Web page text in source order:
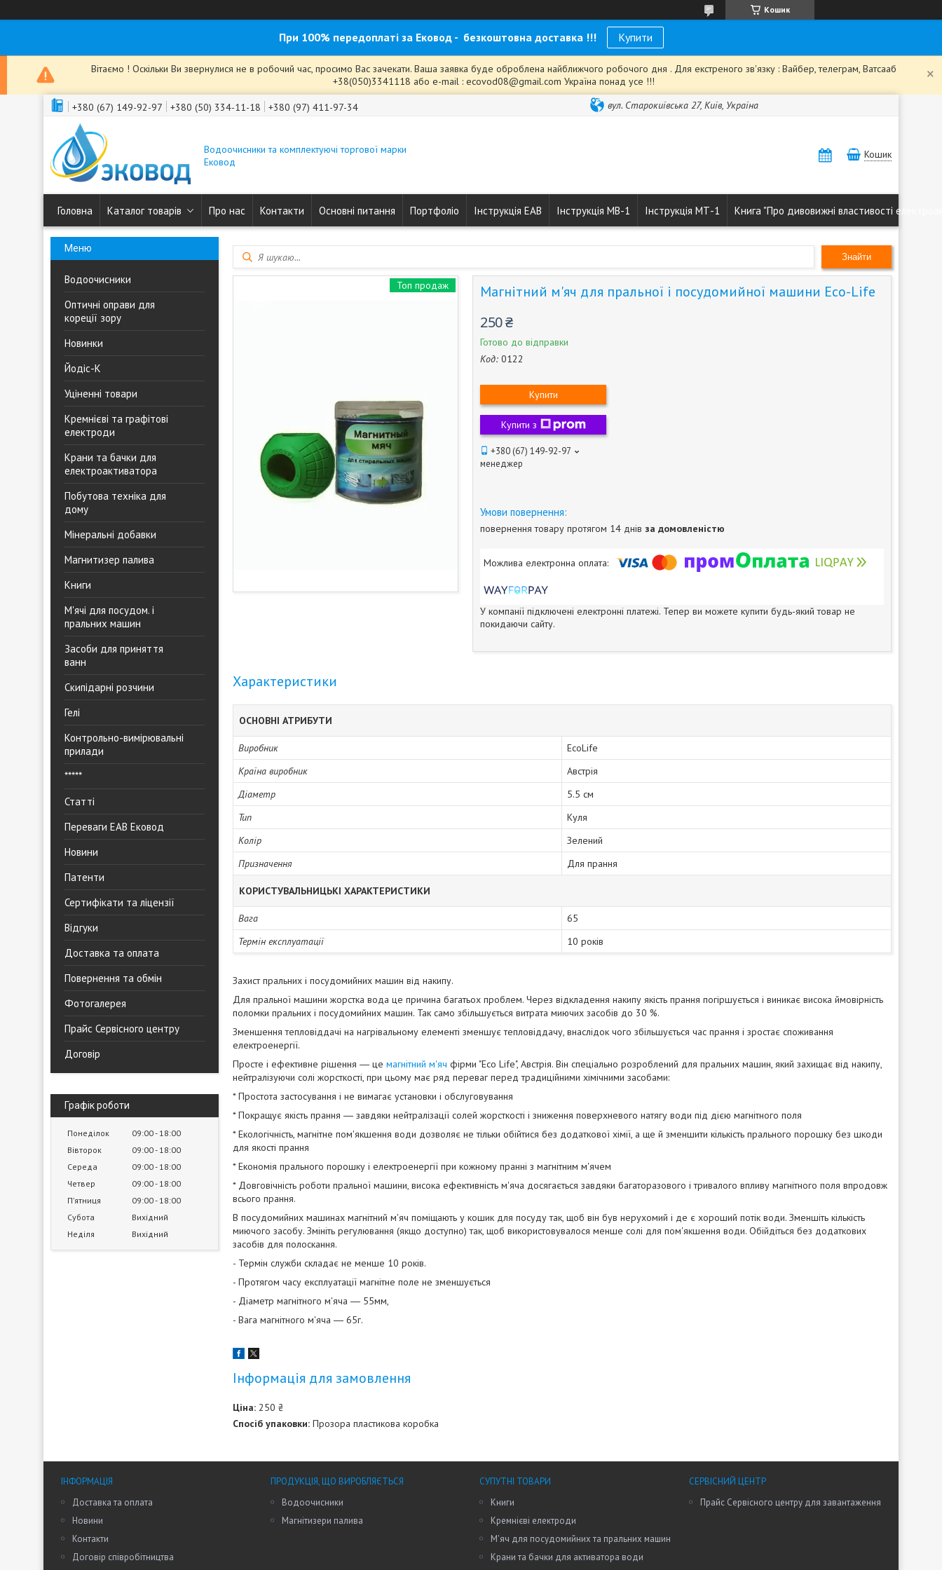
Кошик
При 100% передоплаті за Ековод - безкоштовна доставка !!! Купити
Вітаємо ! Оскільки Ви звернулися не в робочий час, просимо Вас зачекати. Ваша заявка буде оброблена найближчого робочого дня . Для екстреного зв'язку : Вайбер, телеграм, Ватсааб
+38(050)3341118 або e-mail : ecovod08@gmail.com Україна понад усе !!!
+380 (67) 149-92-97 +380 (50) 334-11-18 +380 (97) 411-97-34 вул. Старокиївська 27, Київ, Україна
Водоочисники та комплектуючі торгової марки
Ековод
Кошик
Головна Каталог товарів Про нас Контакти Основні питання Портфоліо Інструкція ЕАВ Інструкція МВ-1 Інструкція МТ-1 Книга "Про дивовижні властивості
Водоочисники
Оптичні оправи для
кореції зору
Новинки
Йодіс-К
Уціненні товари
Кремнієві та графітові
електроди
Крани та бачки для
електроактиватора
Побутова техніка для
дому
Мінеральні добавки
Магнитизер палива
Книги
М'ячі для посудом. і
пральних машин
Засоби для приняття
ванн
Скипідарні розчини
Гелі
Контрольно-вимірювальні
прилади
*****
Статті
Переваги ЕАВ Ековод
Новини
Патенти
Сертифікати та ліцензії
Відгуки
Доставка та оплата
Повернення та обмін
Фотогалерея
Прайс Сервісного центру
Договір
Графік роботи
Понеділок 09:00 18:00
Вівторок
09:00 18:00
Середа
09:00 18:00
Четвер
09:00 18:00
Пʼятниця
09:00 18:00
Субота
Вихідний
Неділя
Вихідний
Знайти
Топ продаж Магнітний м'яч для пральної і посудомийної машини Eco-Life
250 ₴
Готово до відправки
Код: 0122
Купити
Купити з
+380 (67) 149-92-97
менеджер
повернення товару протягом 14 днів за домовленістю
У компанії підключені електронні платежі. Тепер ви можете купити будь-який товар не
покидаючи сайту.
Характеристики
ОСНОВНІ АТРИБУТИ
Виробник
EcoLife
Країна виробник
Австрія
Діаметр
5.5 см
Тип
Куля
Колір
Зелений
Призначення
Для прання
КОРИСТУВАЛЬНИЦЬКІ ХАРАКТЕРИСТИКИ
Вага
65
Термін експлуатації
10 років
Захист пральних і посудомийних машин від накипу.
Для пральної машини жорстка вода це причина багатьох проблем. Через відкладення накипу якість прання погіршується і виникає висока ймовірність
поломки пральних і посудомийних машин. Так само збільшується витрата миючих засобів до 30 %.
Зменшення тепловіддачі на нагрівальному елементі зменшує тепловіддачу, внаслідок чого збільшується час прання і зростає споживання
електроенергії.
Просте і ефективне рішення ― це магнітний м'яч фірми "Eco Life", Австрія. Він спеціально розроблений для пральних машин, який захищає від накипу,
нейтралізуючи солі жорсткості, при цьому має ряд переваг перед традиційними хімічними засобами:
* Простота застосування і не вимагає установки і обслуговування
* Покращує якість прання ― завдяки нейтралізації солей жорсткості і зниження поверхневого натягу води під дією магнітного поля
* Екологічність, магнітне пом'якшення води дозволяє не тільки обійтися без додаткової хімії, а ще й зменшити кількість прального порошку без шкоди
для якості прання
* Економія прального порошку і електроенергії при кожному пранні з магнітним м'ячем
* Довговічність роботи пральної машини, висока ефективність м'яча досягається завдяки багаторазового і тривалого впливу магнітного поля впродовж
всього прання.
В посудомийних машинах магнітний м'яч поміщають у кошик для посуду так, щоб він був нерухомий і де є хороший потік води. Зменшіть кількість
миючого засобу. Змініть регулювання (якщо доступно) так, щоб використовувалося менше солі для пом'якшення води. Обійдіться без додаткових
засобів для полоскання.
- Термін служби складає не менше 10 років.
- Протягом часу експлуатації магнітне поле не зменшується
- Діаметр магнітного м'яча ― 55мм,
- Вага магнітного м'яча ― 65г.
Інформація для замовлення
Ціна: 250 ₴
Спосіб упаковки: Прозора пластикова коробка
ІНФОРМАЦІЯ
Доставка та оплата
Новини
Контакти
Договір співробітництва
ПРОДУКЦІЯ, ЩО ВИРОБЛЯЄТЬСЯ
Водоочисники
Магнітизери палива
СУПУТНІ ТОВАРИ
Книги
Кремнієві електроди
М'яч для посудомийних та пральних машин
Крани та бачки для активатора води
СЕРВІСНИЙ ЦЕНТР
Прайс Сервісного центру для завантаження